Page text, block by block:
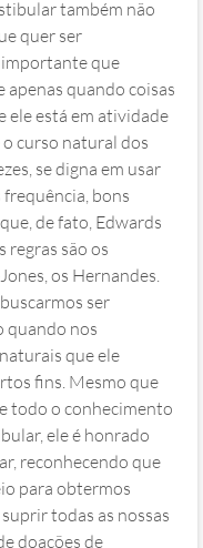
também não
quer ser
que
apenas quando coisas
ele está em atividade
curso natural dos
se digna em usar
bons
de fato, Edwards
regras são os
os Hernandes.
ser
quando nos
que ele
fins. Mesmo que
todo o conhecimento
ele é honrado
reconhecendo que
para obtermos
todas as nossas
doações de